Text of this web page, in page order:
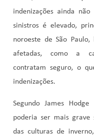
indenizações ainda
sinistros é elevado,
noroeste de São
afetadas, como a
contratam seguro, o
indenizações.
Segundo James
poderia ser mais grave
das culturas de